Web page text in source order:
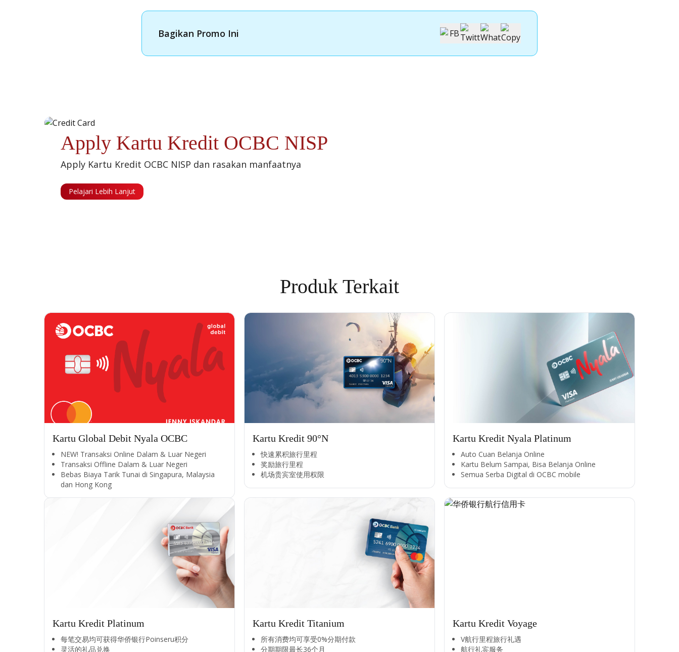
Bagikan Promo Ini
Apply Kartu Kredit OCBC NISP
Apply Kartu Kredit OCBC NISP dan rasakan manfaatnya
Pelajari Lebih Lanjut
Produk Terkait
Kartu Global Debit Nyala OCBC
NEW! Transaksi Online Dalam & Luar Negeri
Transaksi Offline Dalam & Luar Negeri
Bebas Biaya Tarik Tunai di Singapura, Malaysia
dan Hong Kong
Kartu Kredit 90°N
快速累积旅行里程​
奖励旅行里程​
机场贵宾室使用权限​
Kartu Kredit Nyala Platinum
Auto Cuan Belanja Online
Kartu Belum Sampai, Bisa Belanja Online
Semua Serba Digital di OCBC mobile
Kartu Kredit Platinum
每笔交易均可获得华侨银行Poinseru积分​
灵活的礼品兑换​
Kartu Kredit Titanium
所有消费均可享受0%分期付款​
分期期限最长36个月​
Kartu Kredit Voyage
V航行里程旅行礼遇
航行礼宾服务